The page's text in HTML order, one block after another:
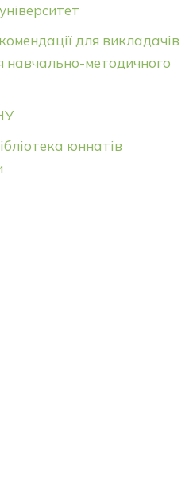
для викладачів
навчально-методичного
юннатів